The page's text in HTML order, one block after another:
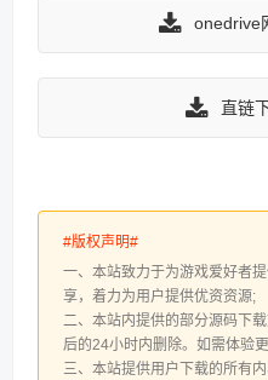
onedrive
直链
#版权声明#
一、本站致力于为游戏爱好者
享，着力为用户提供优资资源;
二、本站内提供的部分源码下
后的24小时内删除。如需体验
三、本站提供用户下载的所有